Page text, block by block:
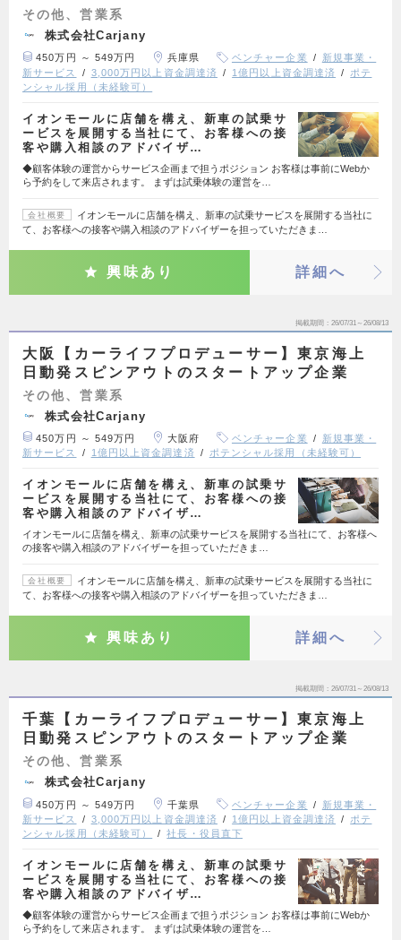
その他、営業系
株式会社Carjany
450万円 ～ 549万円 兵庫県 ベンチャー企業
新規事業・
新サービス
3,000万円以上資金調達済 1億円以上資金調達済
ポテ
ンシャル採用（未経験可）
イオンモールに店舗を構え、新車の試乗サ
ービスを展開する当社にて、お客様への接
客や購入相談のアドバイザ…
◆顧客体験の運営からサービス企画まで担うポジション お客様は事前にWebか
ら予約をして来店されます。 まずは試乗体験の運営を…
会社概要
イオンモールに店舗を構え、新車の試乗サービスを展開する当社に
て、お客様への接客や購入相談のアドバイザーを担っていただきま…
興味あり 詳細へ
掲載期間 26/07/31～26/08/13
大阪【カーライフプロデューサー】東京海上
日動発スピンアウトのスタートアップ企業
その他、営業系
株式会社Carjany
450万円 ～ 549万円 大阪府 ベンチャー企業
新規事業・
新サービス
1億円以上資金調達済 ポテンシャル採用（未経験可）
イオンモールに店舗を構え、新車の試乗サ
ービスを展開する当社にて、お客様への接
客や購入相談のアドバイザ…
イオンモールに店舗を構え、新車の試乗サービスを展開する当社にて、お客様へ
の接客や購入相談のアドバイザーを担っていただきま…
会社概要
イオンモールに店舗を構え、新車の試乗サービスを展開する当社に
て、お客様への接客や購入相談のアドバイザーを担っていただきま…
興味あり 詳細へ
掲載期間 26/07/31～26/08/13
千葉【カーライフプロデューサー】東京海上
日動発スピンアウトのスタートアップ企業
その他、営業系
株式会社Carjany
450万円 ～ 549万円 千葉県 ベンチャー企業
新規事業・
新サービス
3,000万円以上資金調達済 1億円以上資金調達済
ポテ
ンシャル採用（未経験可）
社長・役員直下
イオンモールに店舗を構え、新車の試乗サ
ービスを展開する当社にて、お客様への接
客や購入相談のアドバイザ…
◆顧客体験の運営からサービス企画まで担うポジション お客様は事前にWebか
ら予約をして来店されます。 まずは試乗体験の運営を…